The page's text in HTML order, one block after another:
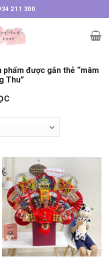
211 300
phẩm được gắn thẻ “mâm
Thu”